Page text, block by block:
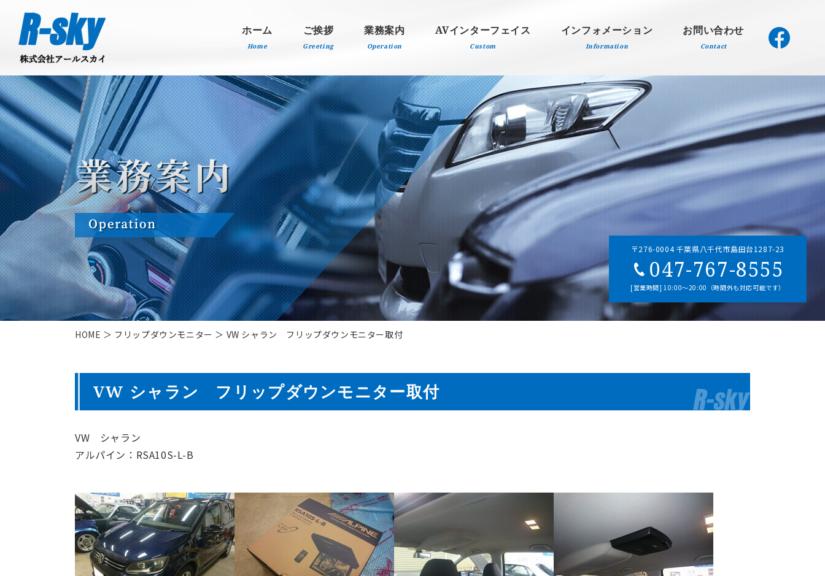
ホーム
Home
ご挨拶
Greeting
業務案内
Operation
AVインターフェイス
Custom
インフォメーション
Information
お問い合わせ
Contact
〒276-0004 千葉県八千代市島田台1287-23
047-767-8555
[営業時間] 10:00～20:00（時間外も対応可能です）
HOME ＞ フリップダウンモニター ＞ VW シャラン フリップダウンモニター取付
VW シャラン フリップダウンモニター取付
VW シャラン
アルパイン：RSA10S-L-B